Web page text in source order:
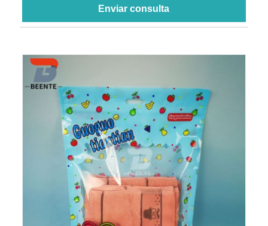
Enviar consulta